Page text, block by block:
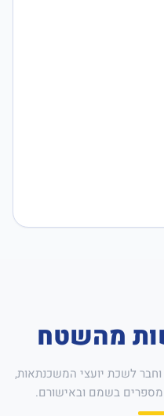
מהשטח
וחבר לשכת יועצי המשכנתאות,
מספרים בשמם ובאישורם.